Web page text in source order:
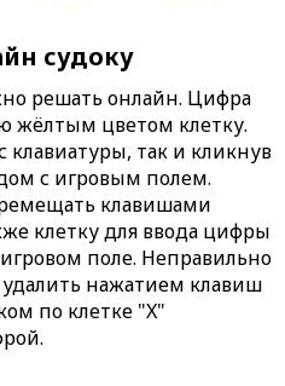
судоку
решать онлайн. Цифра
жёлтым цветом клетку.
так и кликнув
с игровым полем.
клавишами
клетку для ввода цифры
поле. Неправильно
нажатием клавиш
по клетке "X"